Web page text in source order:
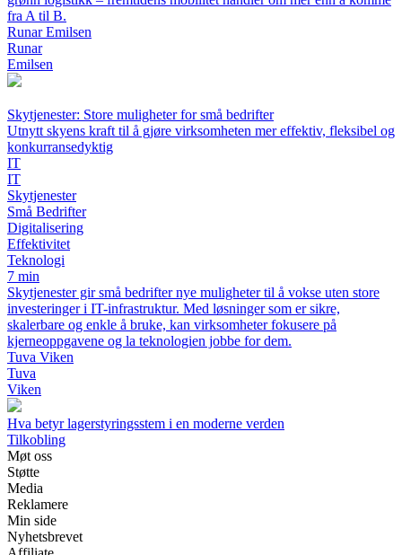
fra A til B.
Runar Emilsen
Runar
Emilsen
Skytjenester: Store muligheter for små bedrifter
Utnytt skyens kraft til å gjøre virksomheten mer effektiv, fleksibel og
konkurransedyktig
IT
IT
Skytjenester
Små Bedrifter
Digitalisering
Effektivitet
Teknologi
7 min
Skytjenester gir små bedrifter nye muligheter til å vokse uten store
investeringer i IT-infrastruktur. Med løsninger som er sikre,
skalerbare og enkle å bruke, kan virksomheter fokusere på
kjerneoppgavene og la teknologien jobbe for dem.
Tuva Viken
Tuva
Viken
Hva betyr lagerstyringsstem i en moderne verden
Tilkobling
Møt oss
Støtte
Media
Reklamere
Min side
Nyhetsbrevet